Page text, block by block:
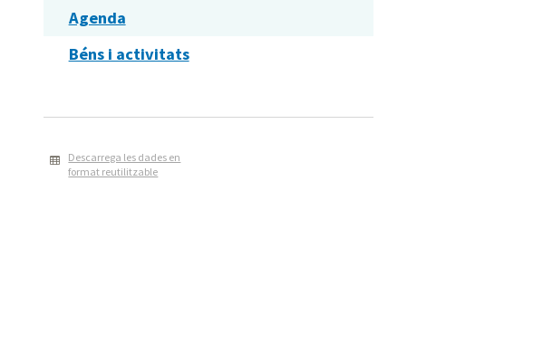
Agenda
Béns i activitats
Descarrega les dades en
format reutilitzable